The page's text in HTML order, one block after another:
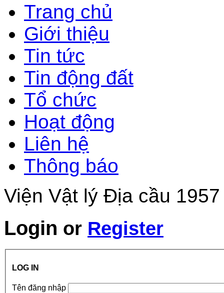
Trang chủ
Giới thiệu
Tin tức
Tin động đất
Tổ chức
Hoạt động
Liên hệ
Thông báo
Viện Vật lý Địa cầu
Login or Register
LOG IN
Tên đăng nhập